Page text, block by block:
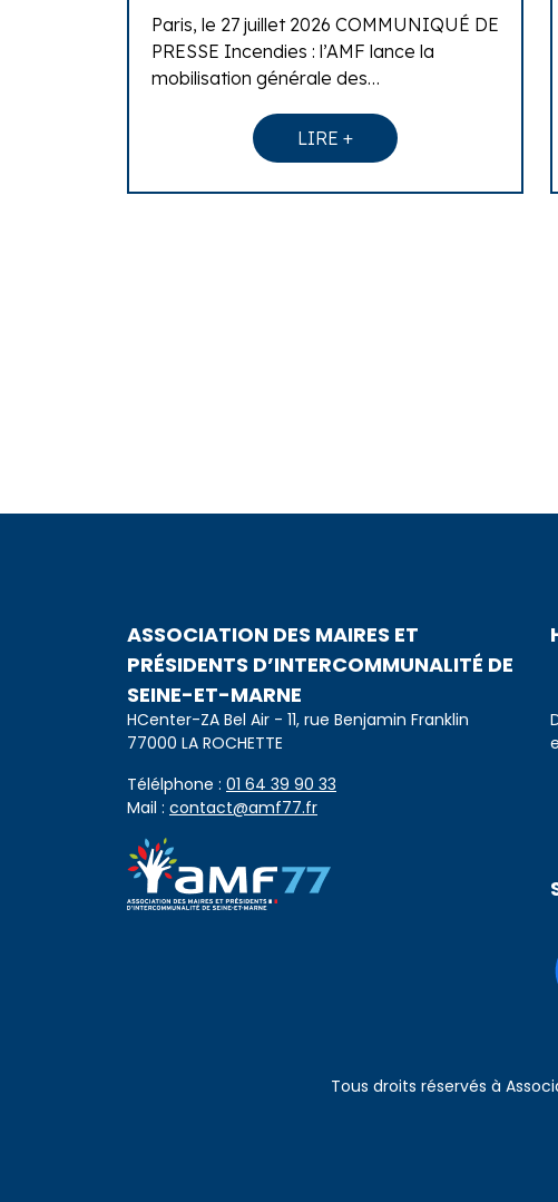
Paris, le 27 juillet 2026 COMMUNIQUÉ DE
PRESSE Incendies : l’AMF lance la
mobilisation générale des…
LIRE +
ASSOCIATION DES MAIRES ET
PRÉSIDENTS D’INTERCOMMUNALITÉ DE
SEINE-ET-MARNE
HCenter-ZA Bel Air - 11, rue Benjamin Franklin
77000 LA ROCHETTE
Télélphone : 01 64 39 90 33
Mail : contact@amf77.fr
Tous droits réservés à